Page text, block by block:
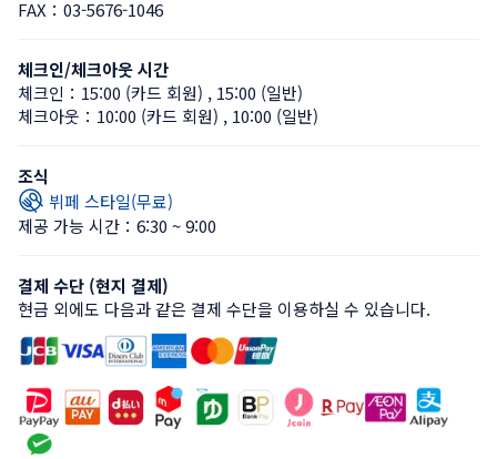
FAX： 03-5676-1046
체크인/체크아웃 시간
체크인： 15:00 (카드 회원) , 15:00 (일반)
체크아웃： 10:00 (카드 회원) , 10:00 (일반)
조식
뷔페 스타일(무료)
제공 가능 시간：6:30 ~ 9:00
결제 수단 (현지 결제)
현금 외에도 다음과 같은 결제 수단을 이용하실 수 있습니다.